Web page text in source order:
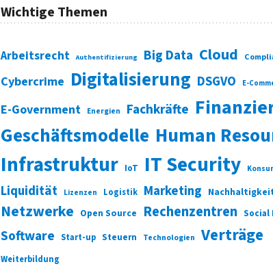
Wichtige Themen
Arbeitsrecht Authentifizierung Big Data Cloud
Cybercrime Digitalisierung DSGVO E-
E-Government Energien Fachkräfte
Geschäftsmodelle Human
Infrastruktur IoT IT Security
Liquidität Lizenzen Logistik Marketing
Netzwerke Open Source Rechenzentren Social
Software Start-up Steuern Technologien Verträge
Weiterbildung